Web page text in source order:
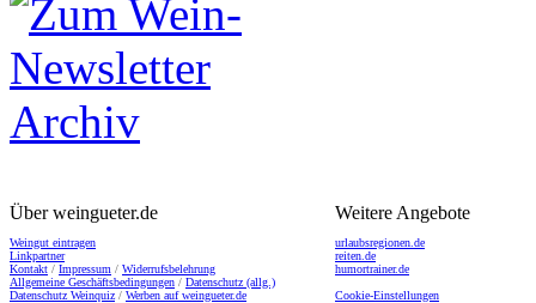
Über weingueter.de
Weingut eintragen
Linkpartner
Kontakt / Impressum / Widerrufsbelehrung
Allgemeine Geschäftsbedingungen / Datenschutz (allg.)
Datenschutz Weinquiz / Werben auf weingueter.de
Weitere Angebote
urlaubsregionen.de
reiten.de
humortrainer.de
Cookie-Einstellungen